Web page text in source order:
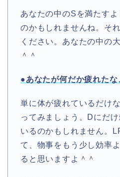
あなたの中のSを満たす
のかもしれませんね。そ
ください。あなたの中の
＾＾
●あなたが何だか疲れたな
単に体が疲れているだけ
ってみましょう。Dにだ
いるのかもしれません。
て、物事をもう少し効率
ると思いますよ＾＾